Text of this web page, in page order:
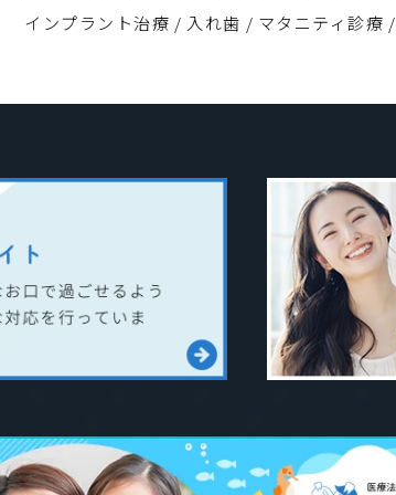
インプラント治療 / 入れ歯 / マタニティ診療 /